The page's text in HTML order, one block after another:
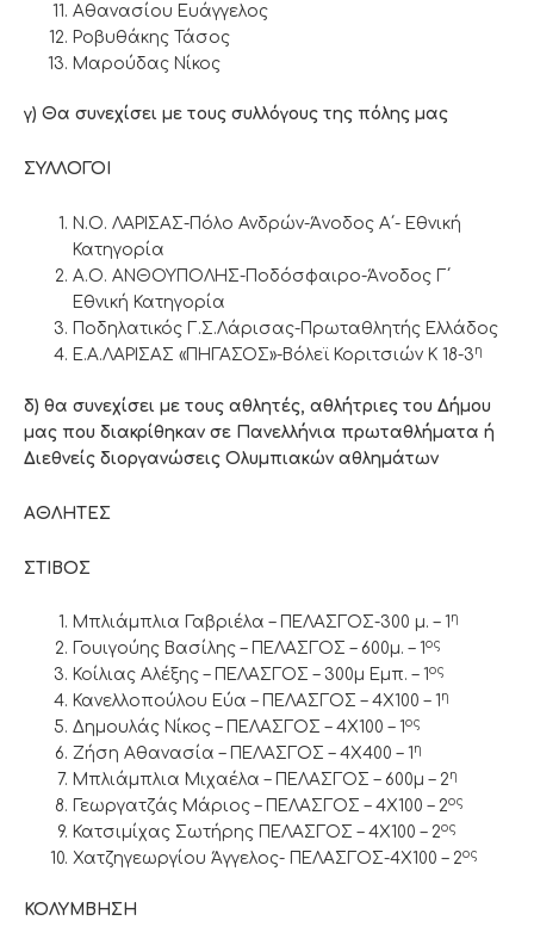
Αθανασίου Ευάγγελος
Ροβυθάκης Τάσος
Μαρούδας Νίκος
γ) Θα συνεχίσει με τους συλλόγους της πόλης μας
ΣΥΛΛΟΓΟΙ
Ν.Ο. ΛΑΡΙΣΑΣ-Πόλο Ανδρών-Άνοδος Α΄- Εθνική
Κατηγορία
Α.Ο. ΑΝΘΟΥΠΟΛΗΣ-Ποδόσφαιρο-Άνοδος Γ΄
Εθνική Κατηγορία
Ποδηλατικός Γ.Σ.Λάρισας-Πρωταθλητής Ελλάδος
Ε.Α.ΛΑΡΙΣΑΣ «ΠΗΓΑΣΟΣ»-Βόλεϊ Κοριτσιών Κ 18-3η
δ) θα συνεχίσει με τους αθλητές, αθλήτριες του Δήμου
μας που διακρίθηκαν σε Πανελλήνια πρωταθλήματα ή
Διεθνείς διοργανώσεις Ολυμπιακών αθλημάτων
ΑΘΛΗΤΕΣ
ΣΤΙΒΟΣ
Μπλιάμπλια Γαβριέλα – ΠΕΛΑΣΓΟΣ-300 μ. – 1 η
Γουιγούης Βασίλης – ΠΕΛΑΣΓΟΣ – 600μ. – 1ος
Κοίλιας Αλέξης – ΠΕΛΑΣΓΟΣ – 300μ Εμπ. – 1ος
Κανελλοπούλου Εύα – ΠΕΛΑΣΓΟΣ – 4Χ100 – 1 η
Δημουλάς Νίκος – ΠΕΛΑΣΓΟΣ – 4Χ100 – 1ος
Ζήση Αθανασία – ΠΕΛΑΣΓΟΣ – 4Χ400 – 1 η
Μπλιάμπλια Μιχαέλα – ΠΕΛΑΣΓΟΣ – 600μ – 2η
Γεωργατζάς Μάριος – ΠΕΛΑΣΓΟΣ – 4Χ100 – 2ος
Κατσιμίχας Σωτήρης ΠΕΛΑΣΓΟΣ – 4Χ100 – 2ος
Χατζηγεωργίου Άγγελος- ΠΕΛΑΣΓΟΣ-4Χ100 – 2ος
ΚΟΛΥΜΒΗΣΗ